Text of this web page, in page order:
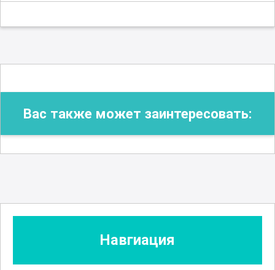
Вас также может заинтересовать:
Навгиация